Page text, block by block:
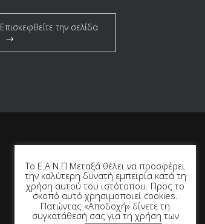
Επισκεφθείτε την σελίδα
Το Ε.Α.Ν.Π Μεταξά θέλει να προσφέρει
την καλύτερη δυνατή εμπειρία κατά τη
χρήση αυτού του ιστότοπου. Προς το
σκοπό αυτό χρησιμοποιεί cookies.
Πατώντας «Αποδοχή» δίνετε τη
συγκατάθεσή σας για τη χρήση των